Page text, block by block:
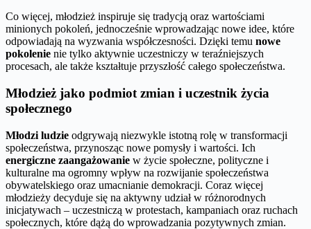
Co więcej, młodzież inspiruje się tradycją oraz wartościami
minionych pokoleń, jednocześnie wprowadzając nowe idee, które
odpowiadają na wyzwania współczesności. Dzięki temu nowe
pokolenie nie tylko aktywnie uczestniczy w teraźniejszych
procesach, ale także kształtuje przyszłość całego społeczeństwa.
Młodzież jako podmiot zmian i uczestnik życia
społecznego
Młodzi ludzie odgrywają niezwykle istotną rolę w transformacji
społeczeństwa, przynosząc nowe pomysły i wartości. Ich
energiczne zaangażowanie w życie społeczne, polityczne i
kulturalne ma ogromny wpływ na rozwijanie społeczeństwa
obywatelskiego oraz umacnianie demokracji. Coraz więcej
młodzieży decyduje się na aktywny udział w różnorodnych
inicjatywach – uczestniczą w protestach, kampaniach oraz ruchach
społecznych, które dążą do wprowadzania pozytywnych zmian.